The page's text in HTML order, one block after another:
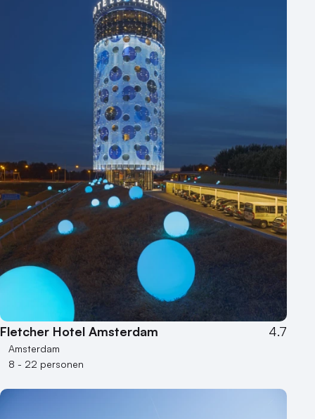
Fletcher Hotel Amsterdam 4.7
Amsterdam
8 - 22 personen